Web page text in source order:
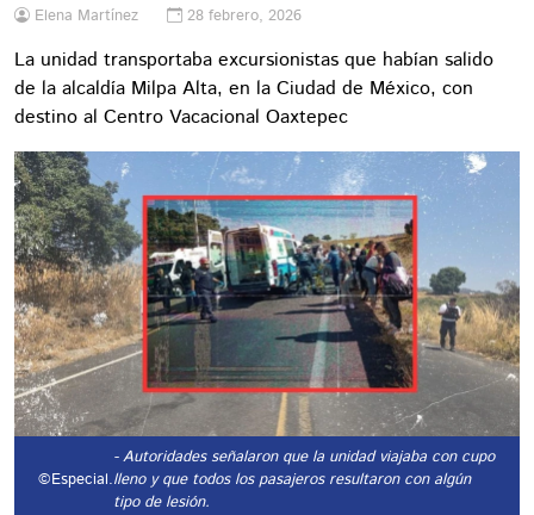
Elena Martínez 28 febrero, 2026
La unidad transportaba excursionistas que habían salido
de la alcaldía Milpa Alta, en la Ciudad de México, con
destino al Centro Vacacional Oaxtepec
©Especial.
- Autoridades señalaron que la unidad viajaba con cupo
lleno y que todos los pasajeros resultaron con algún
tipo de lesión.